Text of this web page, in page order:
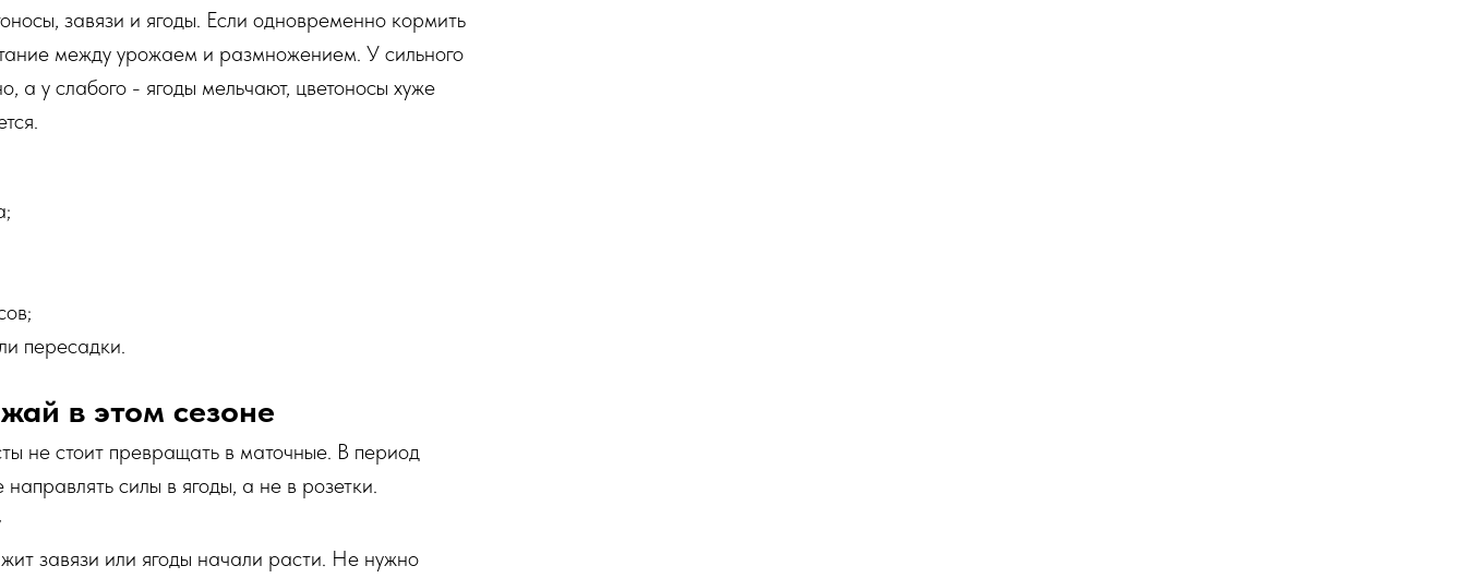
завязи и ягоды. Если одновременно кормить
между урожаем и размножением. У сильного
а у слабого - ягоды мельчают, цветоносы хуже
пересадки.
в этом сезоне
не стоит превращать в маточные. В период
силы в ягоды, а не в розетки.
завязи или ягоды начали расти. Не нужно